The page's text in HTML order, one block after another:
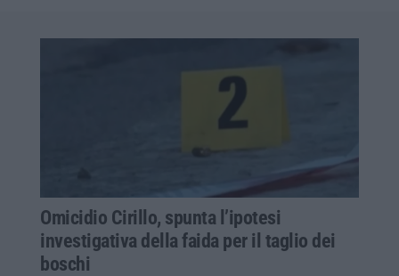
Omicidio Cirillo, spunta l’ipotesi
investigativa della faida per il taglio dei
boschi